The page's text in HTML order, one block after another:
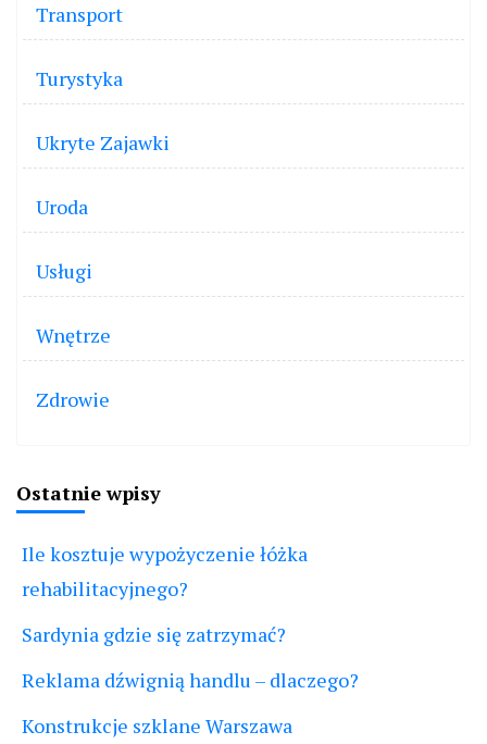
Transport
Turystyka
Ukryte Zajawki
Uroda
Usługi
Wnętrze
Zdrowie
Ostatnie wpisy
Ile kosztuje wypożyczenie łóżka
rehabilitacyjnego?
Sardynia gdzie się zatrzymać?
Reklama dźwignią handlu – dlaczego?
Konstrukcje szklane Warszawa